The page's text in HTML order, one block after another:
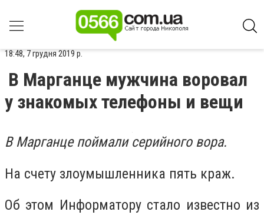
18:48, 7 грудня 2019 р.
В Марганце мужчина воровал
у знакомых телефоны и вещи
В Марганце поймали серийного вора.
На счету злоумышленника пять краж.
Об этом Информатору стало известно из